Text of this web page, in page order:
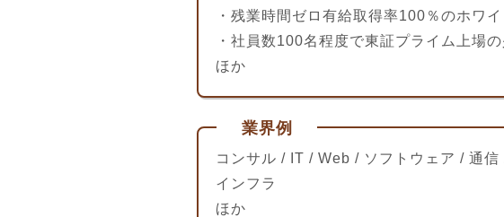
・残業時間ゼロ有給取得率100％のホワ
・社員数100名程度で東証プライム上場
ほか
業界例
コンサル / IT / Web / ソフトウェア / 通
インフラ
ほか